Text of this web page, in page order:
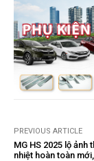
PREVIOUS ARTICLE
MG HS 2025 lộ ảnh
nhiệt hoàn toàn